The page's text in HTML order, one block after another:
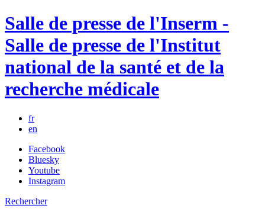
Salle de presse de l'Inserm -
Salle de presse de l'Institut
national de la santé et de la
recherche médicale
fr
en
Facebook
Bluesky
Youtube
Instagram
Rechercher